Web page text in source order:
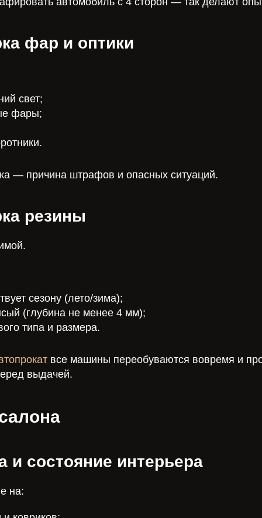
фар и оптики
свет;
фары;
— причина штрафов и опасных ситуаций.
резины
сезону (лето/зима);
(глубина не менее 4 мм);
типа и размера.
все машины переобуваются вовремя и
выдачей.
и состояние интерьера
на: